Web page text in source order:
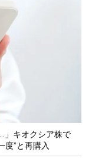
」キオクシア株で
度”と再購入